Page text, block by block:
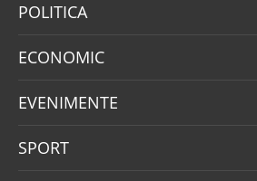
POLITICA
ECONOMIC
EVENIMENTE
SPORT